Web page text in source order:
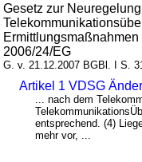
Gesetz zur
2006/24/EG
G. v. 21.12.2007 BGBl. I S.
Artikel 1 VDSG
... nach dem
entsprechend. (4)
mehr vor, ...